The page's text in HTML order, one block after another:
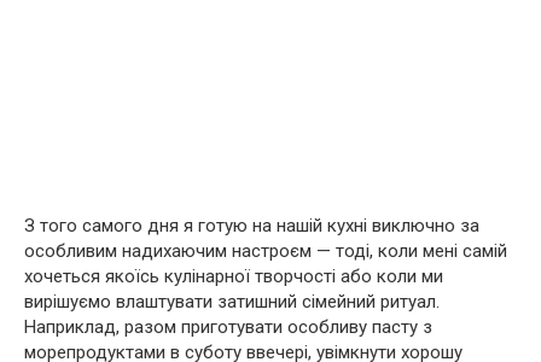
З того самого дня я готую на нашій кухні виключно за
особливим надихаючим настроєм — тоді, коли мені самій
хочеться якоїсь кулінарної творчості або коли ми
вирішуємо влаштувати затишний сімейний ритуал.
Наприклад, разом приготувати особливу пасту з
морепродуктами в суботу ввечері, увімкнути хорошу